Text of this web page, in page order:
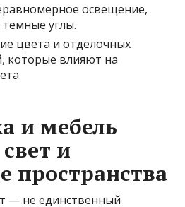
освещение,
углы.
цвета и отделочных
которые влияют на
и мебель
и
пространства
— не единственный